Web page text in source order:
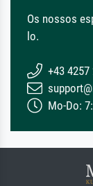
Os nossos
lo.
+43 4257
Mo-Do: